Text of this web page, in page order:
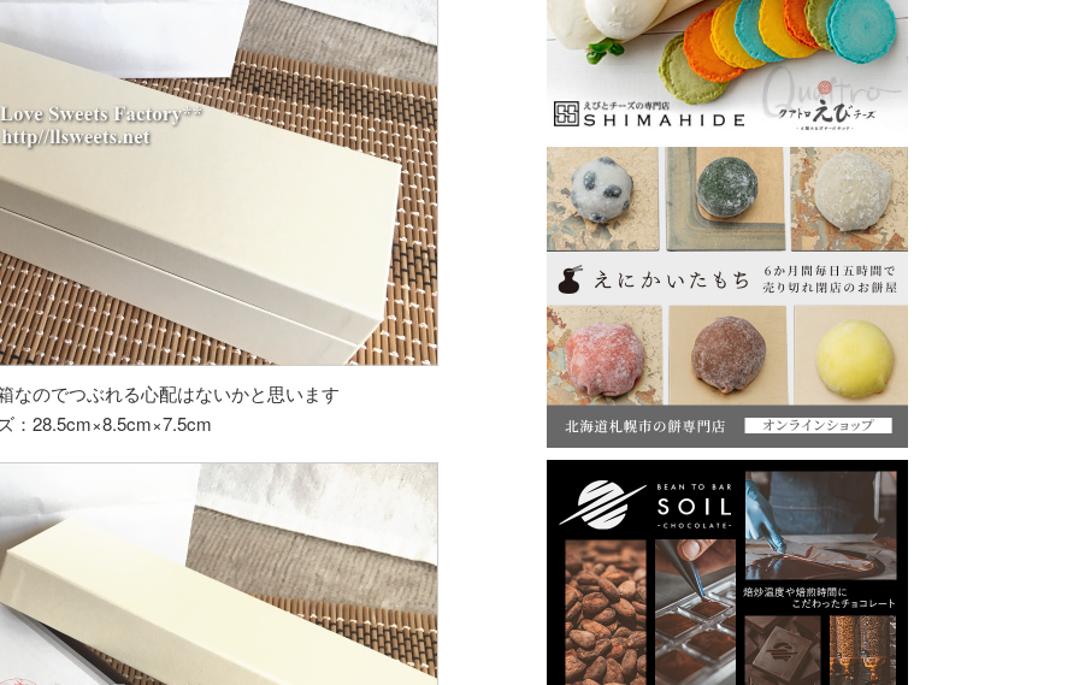
なのでつぶれる心配はないかと思います
：28.5cm×8.5cm×7.5cm